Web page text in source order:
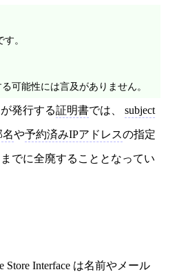
。
可能性には言及がありません。
が発行する証明書では、 subject
名や予約済みIPアドレスの指定
でに全廃することとなってい
Store Interface は名前や メール